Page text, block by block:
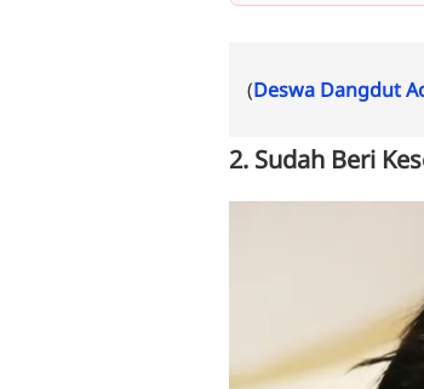
(Deswa Dangdut
2. Sudah Beri